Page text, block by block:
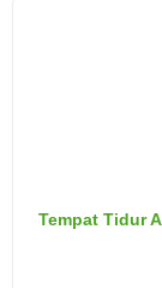
Tempat Tidur